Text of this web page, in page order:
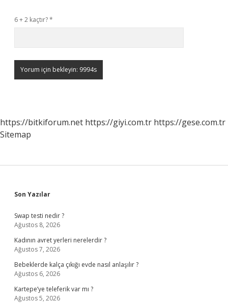
6 + 2 kaçtır?*
https://bitkiforum.net https://giyi.com.tr https://gese.com.tr
Sitemap
Sidebar
Son Yazılar
Swap testi nedir ?
Ağustos 8, 2026
Kadının avret yerleri nerelerdir ?
Ağustos 7, 2026
Bebeklerde kalça çıkığı evde nasıl anlaşılır ?
Ağustos 6, 2026
Kartepe’ye teleferik var mı ?
Ağustos 5, 2026